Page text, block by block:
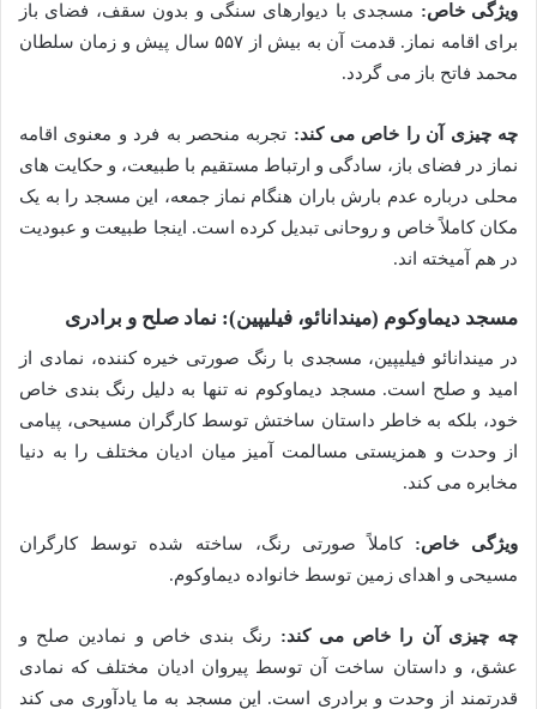
ویژگی خاص: مسجدی با دیوارهای سنگی و بدون سقف، فضای باز
برای اقامه نماز. قدمت آن به بیش از ۵۵۷ سال پیش و زمان سلطان
محمد فاتح باز می گردد.
چه چیزی آن را خاص می کند: تجربه منحصر به فرد و معنوی اقامه
نماز در فضای باز، سادگی و ارتباط مستقیم با طبیعت، و حکایت های
محلی درباره عدم بارش باران هنگام نماز جمعه، این مسجد را به یک
مکان کاملاً خاص و روحانی تبدیل کرده است. اینجا طبیعت و عبودیت
در هم آمیخته اند.
مسجد دیماوکوم (میندانائو، فیلیپین): نماد صلح و برادری
در میندانائو فیلیپین، مسجدی با رنگ صورتی خیره کننده، نمادی از
امید و صلح است. مسجد دیماوکوم نه تنها به دلیل رنگ بندی خاص
خود، بلکه به خاطر داستان ساختش توسط کارگران مسیحی، پیامی
از وحدت و همزیستی مسالمت آمیز میان ادیان مختلف را به دنیا
مخابره می کند.
ویژگی خاص: کاملاً صورتی رنگ، ساخته شده توسط کارگران
مسیحی و اهدای زمین توسط خانواده دیماوکوم.
چه چیزی آن را خاص می کند: رنگ بندی خاص و نمادین صلح و
عشق، و داستان ساخت آن توسط پیروان ادیان مختلف که نمادی
قدرتمند از وحدت و برادری است. این مسجد به ما یادآوری می کند